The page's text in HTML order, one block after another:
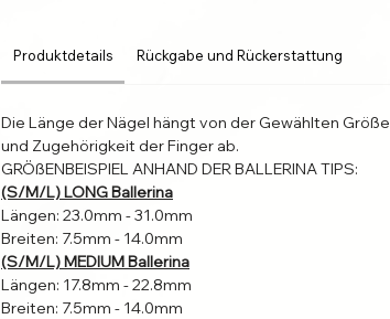
Produktdetails Rückgabe und Rückerstattung
Die Länge der Nägel hängt von der Gewählten Größe
und Zugehörigkeit der Finger ab.
GRÖßENBEISPIEL ANHAND DER BALLERINA TIPS:
(S/M/L) LONG Ballerina
Längen: 23.0mm - 31.0mm
Breiten: 7.5mm - 14.0mm
(S/M/L) MEDIUM Ballerina
Längen: 17.8mm - 22.8mm
Breiten: 7.5mm - 14.0mm